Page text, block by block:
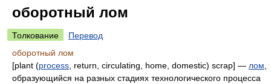
оборотный лом
Толкование
Перевод
оборотный лом
[plant (process , return, circulating, home, domestic) scrap] — лом
образующийся на разных стадиях технологического процесса